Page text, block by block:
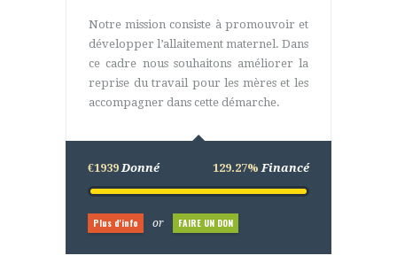
Notre mission consiste à promouvoir et
développer l’allaitement maternel. Dans
ce cadre nous souhaitons améliorer la
reprise du travail pour les mères et les
accompagner dans cette démarche.
€1939Donné 129.27% Financé
Plus d'info or FAIRE UN DON